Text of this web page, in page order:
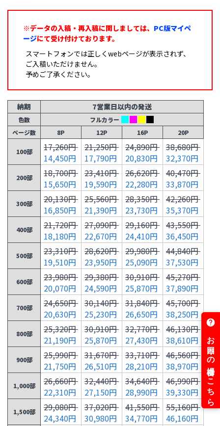
※データの入稿・再入稿に関しましては、 PC版マイペ
ージにて受け付けております。
スマートフォンでは正しくwebページが表示されず、
ご入稿いただけません。
予めご了承ください。
納期 7営業日以内の発送
色数
フルカラー
ページ数
8P 12P 16P 20P
100部
17,260円
14,450円
21,250円
17,790円
24,890円
20,830円
38,680円
32,370円
200部
18,700円
15,650円
23,410円
19,590円
26,620円
22,280円
40,470円
33,870円
300部
20,130円
16,850円
25,560円
21,390円
28,350円
23,730円
42,260円
35,370円
400部
21,720円
18,180円
27,090円
22,670円
29,160円
24,410円
43,550円
36,450円
500部
23,310円
19,510円
28,620円
23,950円
29,980円
25,090円
44,840円
37,530円
600部
23,980円
20,070円
29,380円
24,590円
30,910円
25,870円
45,270円
37,890円
700部
24,650円
20,630円
30,140円
25,230円
31,840円
26,650円
45,700円
38,250円
800部
25,320円
21,190円
30,910円
25,870円
32,770円
27,430円
46,130円
38,610円
900部
25,990円
21,750円
31,670円
26,510円
33,710円
28,210円
46,560円
38,970円
1,000部
26,660円
22,310円
32,440円
27,150円
34,640円
28,990円
46,990円
39,330円
1,500部
29,080円
24,340円
37,020円
30,980円
41,550円
34,770円
55,160円
46,160円